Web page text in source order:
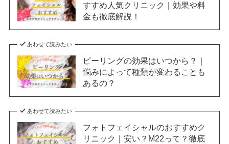
すすめ人気クリニック｜効果や料
金も徹底解説！
あわせて読みたい
ピーリングの効果はいつから？｜
悩みによって種類が変わることも
あるの？
あわせて読みたい
フォトフェイシャルのおすすめク
リニック｜安い？M22って？徹底